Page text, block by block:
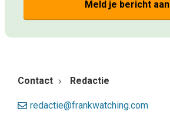
Meld je bericht aan
Contact Redactie
redactie@frankwatching.com